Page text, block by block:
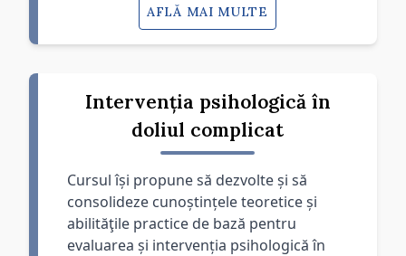
AFLĂ MAI MULTE
Intervenția psihologică în
doliul complicat
Cursul își propune să dezvolte și să
consolideze cunoștințele teoretice și
abilităţile practice de bază pentru
evaluarea și intervenția psihologică în